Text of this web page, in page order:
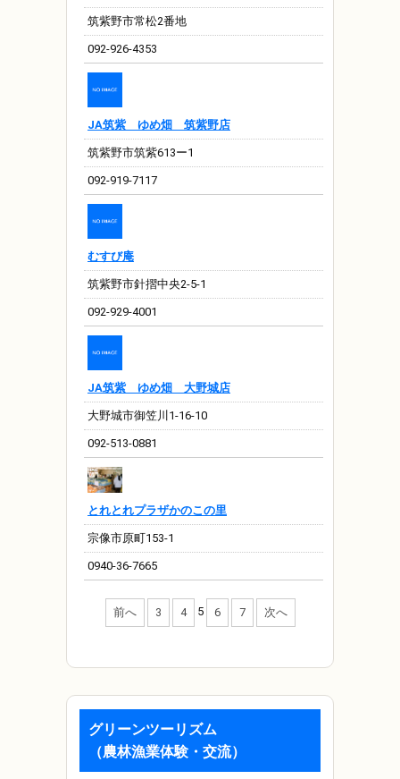
筑紫野市常松2番地
092-926-4353
JA筑紫 ゆめ畑 筑紫野店
筑紫野市筑紫613ー1
092-919-7117
むすび庵
筑紫野市針摺中央2-5-1
092-929-4001
JA筑紫 ゆめ畑 大野城店
大野城市御笠川1-16-10
092-513-0881
とれとれプラザかのこの里
宗像市原町153-1
0940-36-7665
前へ 3 4 5 6 7 次へ
グリーンツーリズム
（農林漁業体験・交流）